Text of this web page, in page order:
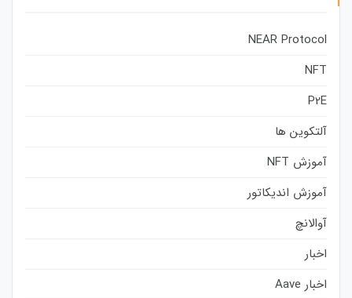
NEAR Protocol
NFT
P2E
آلتکوین ها
آموزش NFT
آموزش اندیکاتور
آوالانچ
اخبار
اخبار Aave